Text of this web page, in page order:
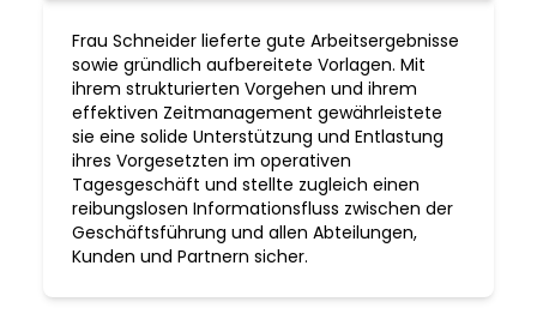
Frau Schneider lieferte gute Arbeitsergebnisse
sowie gründlich aufbereitete Vorlagen. Mit
ihrem strukturierten Vorgehen und ihrem
effektiven Zeitmanagement gewährleistete
sie eine solide Unterstützung und Entlastung
ihres Vorgesetzten im operativen
Tagesgeschäft und stellte zugleich einen
reibungslosen Informationsfluss zwischen der
Geschäftsführung und allen Abteilungen,
Kunden und Partnern sicher.